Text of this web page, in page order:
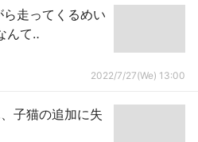
ら走ってくるめい
んて‥
2022/7/27(We) 13:00
子猫の追加に失